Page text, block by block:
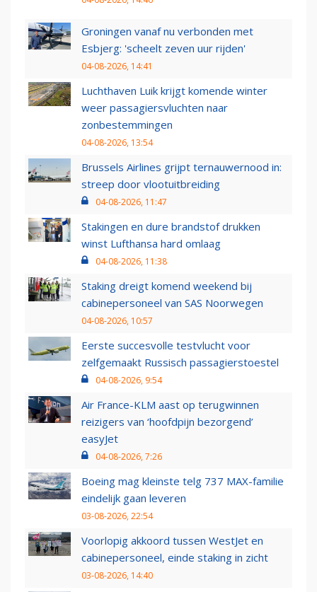
Groningen vanaf nu verbonden met
Esbjerg: 'scheelt zeven uur rijden'
04-08-2026, 14:41
Luchthaven Luik krijgt komende winter
weer passagiersvluchten naar
zonbestemmingen
04-08-2026, 13:54
Brussels Airlines grijpt ternauwernood in:
streep door vlootuitbreiding
04-08-2026, 11:47
Stakingen en dure brandstof drukken
winst Lufthansa hard omlaag
04-08-2026, 11:38
Staking dreigt komend weekend bij
cabinepersoneel van SAS Noorwegen
04-08-2026, 10:57
Eerste succesvolle testvlucht voor
zelfgemaakt Russisch passagierstoestel
04-08-2026, 9:54
Air France-KLM aast op terugwinnen
reizigers van ‘hoofdpijn bezorgend’
easyJet
04-08-2026, 7:26
Boeing mag kleinste telg 737 MAX-familie
eindelijk gaan leveren
03-08-2026, 22:54
Voorlopig akkoord tussen WestJet en
cabinepersoneel, einde staking in zicht
03-08-2026, 14:40